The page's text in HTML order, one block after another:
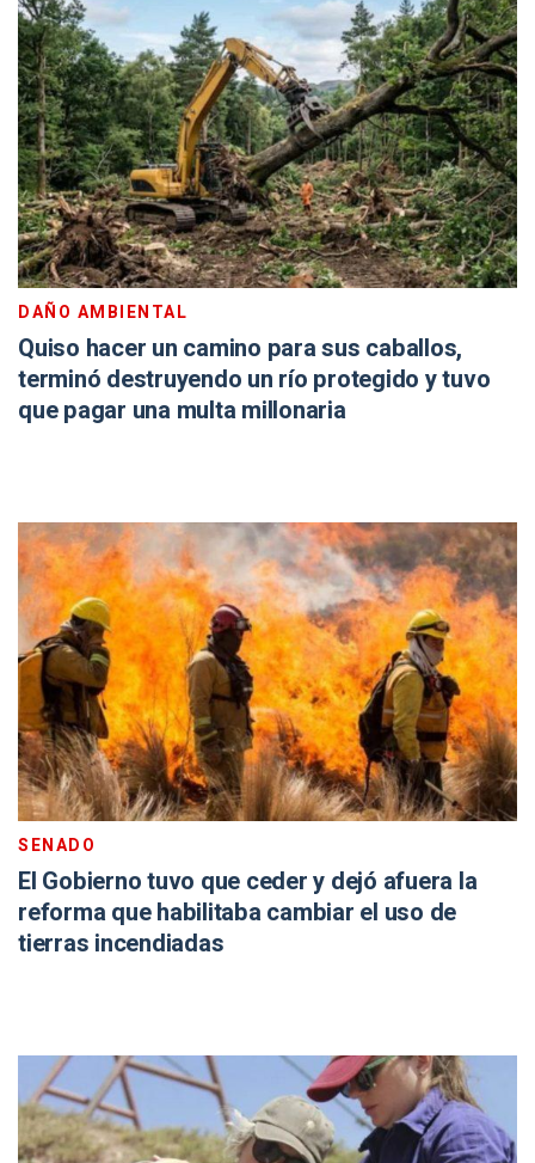
DAÑO AMBIENTAL
Quiso hacer un camino para sus caballos,
terminó destruyendo un río protegido y tuvo
que pagar una multa millonaria
SENADO
El Gobierno tuvo que ceder y dejó afuera la
reforma que habilitaba cambiar el uso de
tierras incendiadas